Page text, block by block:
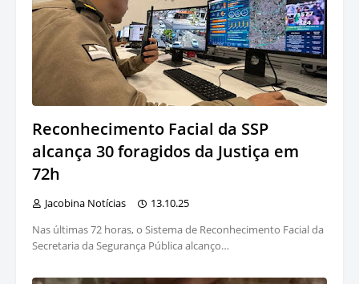
Reconhecimento Facial da SSP
alcança 30 foragidos da Justiça em
72h
Jacobina Notícias
13.10.25
Nas últimas 72 horas, o Sistema de Reconhecimento Facial da
Secretaria da Segurança Pública alcanço…